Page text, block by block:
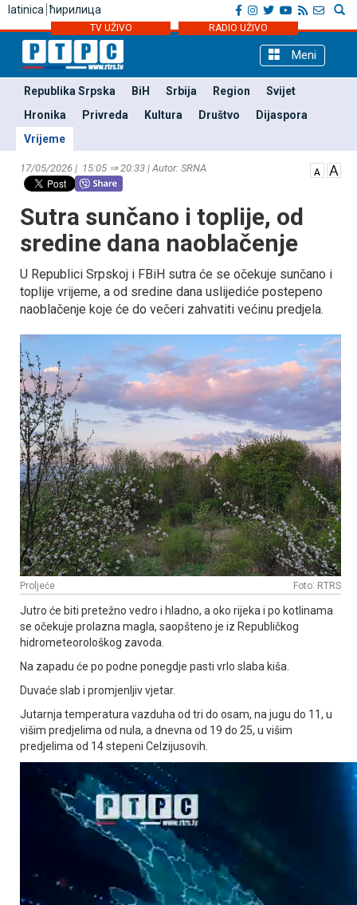
latinica ћирилица
TV UŽIVO RADIO UŽIVO
Meni
Republika Srpska BiH Srbija Region
Svijet
Hronika
Privreda Kultura Društvo
Dijaspora
Vrijeme
17/05/2026 | 15:05 ⇒ 20:33 | Autor: SRNA
Sutra sunčano i toplije, od
sredine dana naoblačenje
U Republici Srpskoj i FBiH sutra će se očekuje sunčano i
toplije vrijeme, a od sredine dana uslijediće postepeno
naoblačenje koje će do večeri zahvatiti većinu predjela.
Proljeće Foto: RTRS
Јutro će biti pretežno vedro i hladno, a oko rijeka i po kotlinama
se očekuje prolazna magla, saopšteno je iz Republičkog
hidrometeorološkog zavoda.
Na zapadu će po podne ponegdje pasti vrlo slaba kiša.
Duvaće slab i promjenljiv vjetar.
Јutarnja temperatura vazduha od tri do osam, na jugu do 11, u
višim predjelima od nula, a dnevna od 19 do 25, u višim
predjelima od 14 stepeni Celzijusovih.